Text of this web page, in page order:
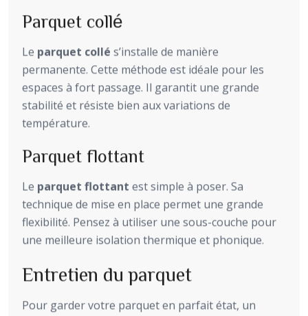
Parquet collé
Le parquet collé s’installe de manière
permanente. Cette méthode est idéale pour les
espaces à fort passage. Il garantit une grande
stabilité et résiste bien aux variations de
température.
Parquet flottant
Le parquet flottant est simple à poser. Sa
technique de mise en place permet une grande
flexibilité. Pensez à utiliser une sous-couche pour
une meilleure isolation thermique et phonique.
Entretien du parquet
Pour garder votre parquet en parfait état, un